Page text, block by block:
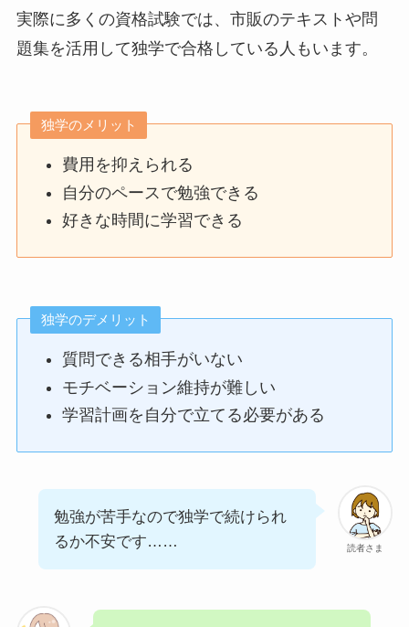
実際に多くの資格試験では、市販のテキストや問
題集を活用して独学で合格している人もいます。
独学のメリット
費用を抑えられる
自分のペースで勉強できる
好きな時間に学習できる
独学のデメリット
質問できる相手がいない
モチベーション維持が難しい
学習計画を自分で立てる必要がある
読者さま
勉強が苦手なので独学で続けられ
るか不安です……